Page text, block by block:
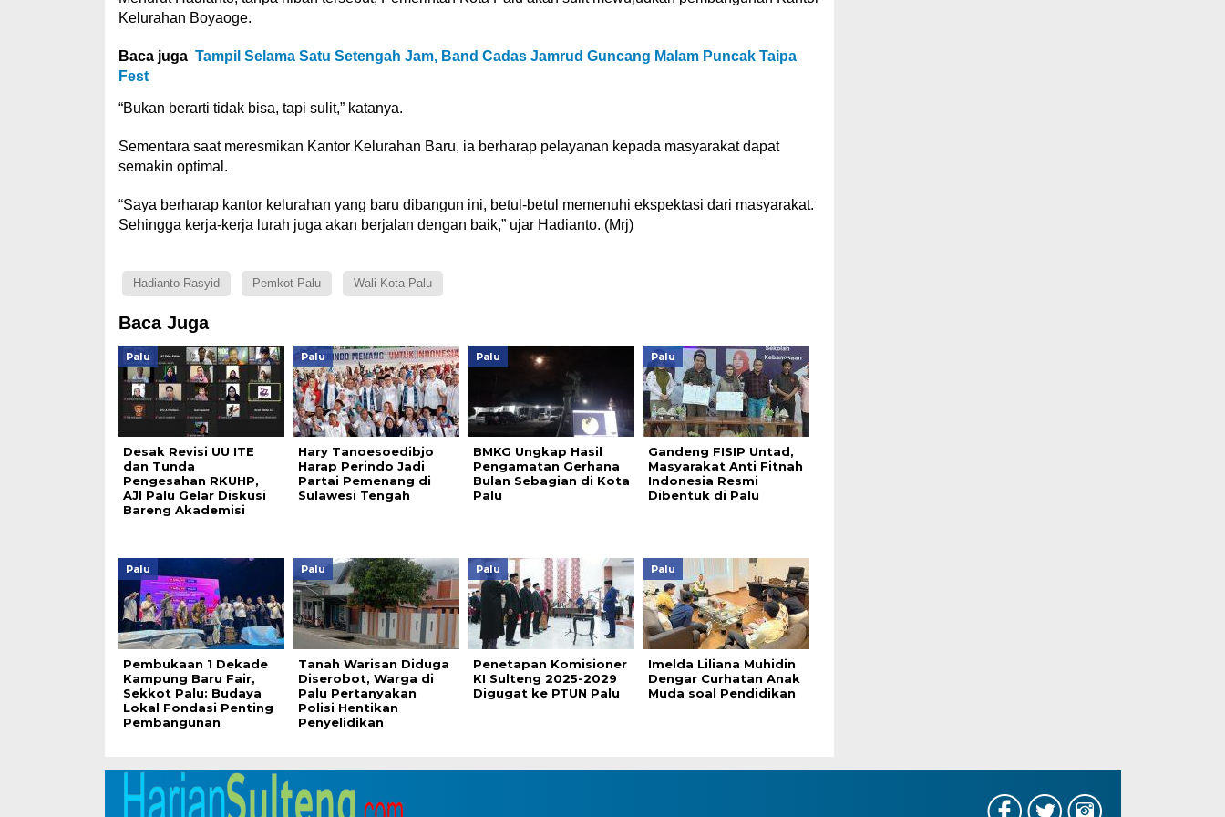
Kelurahan Boyaoge.
Baca juga Tampil Selama Satu Setengah Jam, Band Cadas Jamrud Guncang Malam Puncak Taipa
Fest
“Bukan berarti tidak bisa, tapi sulit,” katanya.
Sementara saat meresmikan Kantor Kelurahan Baru, ia berharap pelayanan kepada masyarakat dapat
semakin optimal.
“Saya berharap kantor kelurahan yang baru dibangun ini, betul-betul memenuhi ekspektasi dari masyarakat.
Sehingga kerja-kerja lurah juga akan berjalan dengan baik,” ujar Hadianto. (Mrj)
Hadianto Rasyid Pemkot Palu Wali Kota Palu
Baca Juga
Palu
Desak Revisi UU ITE
dan Tunda
Pengesahan RKUHP,
AJI Palu Gelar Diskusi
Bareng Akademisi
Palu
Hary Tanoesoedibjo
Harap Perindo Jadi
Partai Pemenang di
Sulawesi Tengah
Palu
BMKG Ungkap Hasil
Pengamatan Gerhana
Bulan Sebagian di Kota
Palu
Palu
Gandeng FISIP Untad,
Masyarakat Anti Fitnah
Indonesia Resmi
Dibentuk di Palu
Palu
Pembukaan 1 Dekade
Kampung Baru Fair,
Sekkot Palu: Budaya
Lokal Fondasi Penting
Pembangunan
Palu
Tanah Warisan Diduga
Diserobot, Warga di
Palu Pertanyakan
Polisi Hentikan
Penyelidikan
Palu
Penetapan Komisioner
KI Sulteng 2025-2029
Digugat ke PTUN Palu
Palu
Imelda Liliana Muhidin
Dengar Curhatan Anak
Muda soal Pendidikan